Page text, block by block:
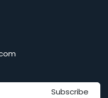
Subscribe